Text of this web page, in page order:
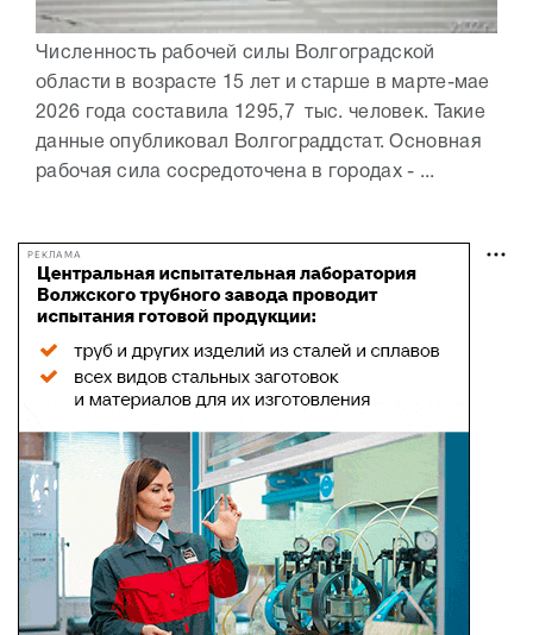
Численность рабочей силы Волгоградской
области в возрасте 15 лет и старше в марте-мае
2026 года составила 1295,7 тыс. человек. Такие
данные опубликовал Волгограддстат. Основная
рабочая сила сосредоточена в городах - ...
РЕКЛАМА